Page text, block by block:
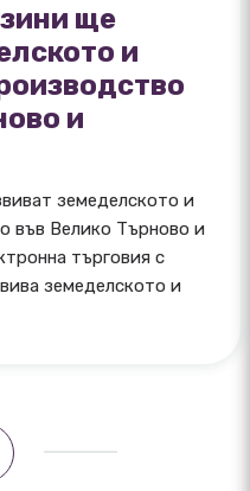
ще
и
и
земеделското и
във Велико Търново и
търговия с
земеделското и